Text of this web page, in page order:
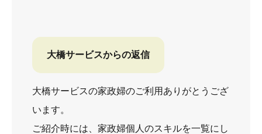
大橋サービスからの返信
大橋サービスの家政婦のご利用ありがとうござ
います。
ご紹介時には、家政婦個人のスキルを一覧にし